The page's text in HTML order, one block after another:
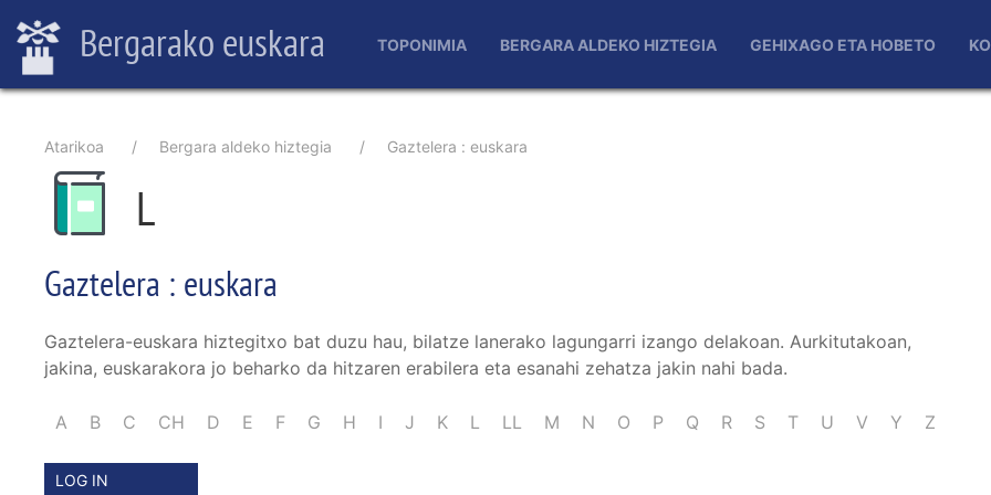
to
content
Bergarako euskara TOPONIMIA BERGARA ALDEKO HIZTEGIA GEHIXAGO ETA HOBETO
Breadcrumb
Atarikoa Bergara aldeko hiztegia Gaztelera : euskara
L
Gaztelera : euskara
Gaztelera-euskara hiztegitxo bat duzu hau, bilatze lanerako lagungarri izango delakoan. Aurkitutakoan,
jakina, euskarakora jo beharko da hitzaren erabilera eta esanahi zehatza jakin nahi bada.
A B C CH D E F G H I J K L LL M N O P Q R S T U V Y Z
LOG IN